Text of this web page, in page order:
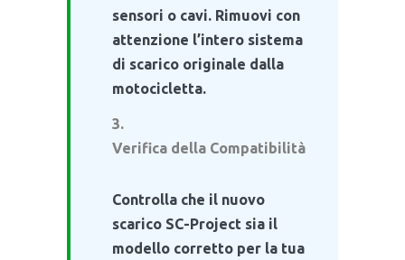
sensori o cavi. Rimuovi con
attenzione l’intero sistema
di scarico originale dalla
motocicletta.
Verifica della Compatibilità
Controlla che il nuovo
scarico SC-Project sia il
modello corretto per la tua